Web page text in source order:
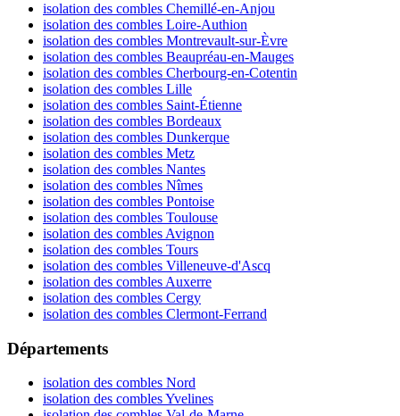
isolation des combles Chemillé-en-Anjou
isolation des combles Loire-Authion
isolation des combles Montrevault-sur-Èvre
isolation des combles Beaupréau-en-Mauges
isolation des combles Cherbourg-en-Cotentin
isolation des combles Lille
isolation des combles Saint-Étienne
isolation des combles Bordeaux
isolation des combles Dunkerque
isolation des combles Metz
isolation des combles Nantes
isolation des combles Nîmes
isolation des combles Pontoise
isolation des combles Toulouse
isolation des combles Avignon
isolation des combles Tours
isolation des combles Villeneuve-d'Ascq
isolation des combles Auxerre
isolation des combles Cergy
isolation des combles Clermont-Ferrand
Départements
isolation des combles Nord
isolation des combles Yvelines